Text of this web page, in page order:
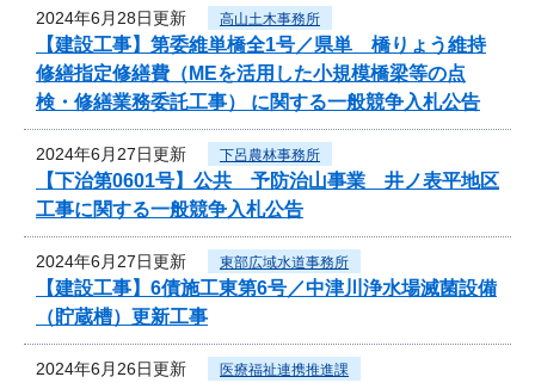
2024年6月28日更新 高山土木事務所
【建設工事】第委維単橋全1号／県単 橋りょう維持
修繕指定修繕費（MEを活用した小規模橋梁等の点
検・修繕業務委託工事） に関する一般競争入札公告
2024年6月27日更新 下呂農林事務所
【下治第0601号】公共 予防治山事業 井ノ表平地区
工事に関する一般競争入札公告
2024年6月27日更新 東部広域水道事務所
【建設工事】6債施工東第6号／中津川浄水場滅菌設備
（貯蔵槽）更新工事
2024年6月26日更新 医療福祉連携推進課